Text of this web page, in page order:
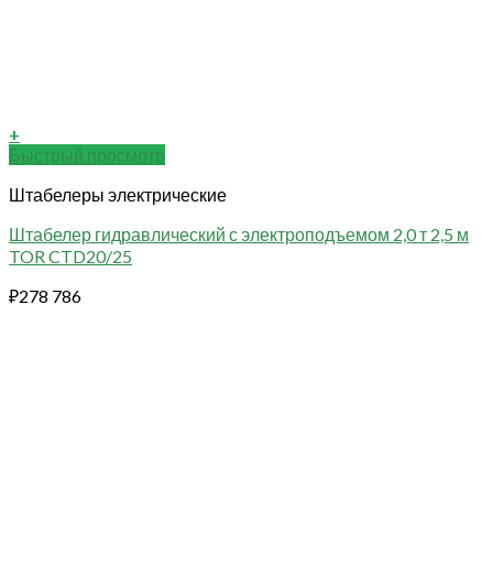
+
Быстрый просмотр
Штабелеры электрические
Штабелер гидравлический с электроподъемом 2,0 т 2,5 м
TOR CTD20/25
₽278 786